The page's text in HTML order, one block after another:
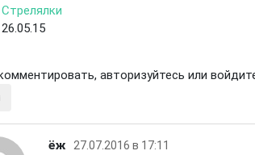
Стрелялки
26.05.15
авторизуйтесь или
ёж 27.07.2016 в 17:11